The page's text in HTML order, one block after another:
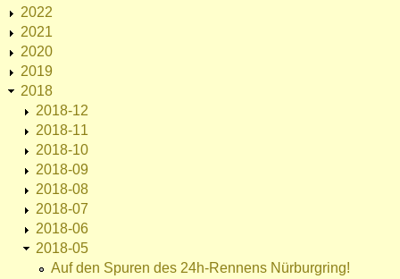
2022
2021
2020
2019
2018
2018-12
2018-11
2018-10
2018-09
2018-08
2018-07
2018-06
2018-05
Auf den Spuren des 24h-Rennens Nürburgring!